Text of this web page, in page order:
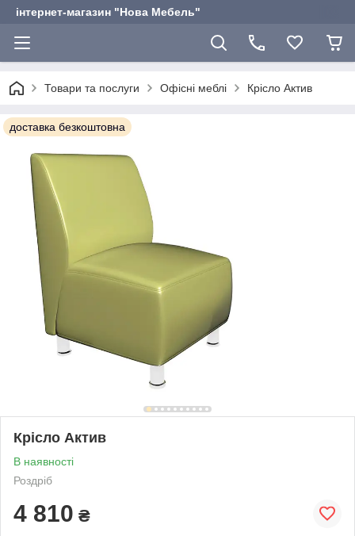
інтернет-магазин "Нова Мебель"
Товари та послуги Офісні меблі Крісло Актив
доставка безкоштовна
Крісло Актив
В наявності
Роздріб
4 810 ₴